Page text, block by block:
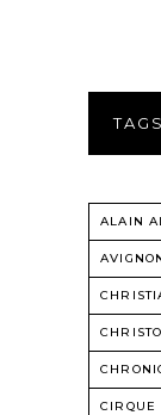
TAGS
ALAIN
CIRQUE